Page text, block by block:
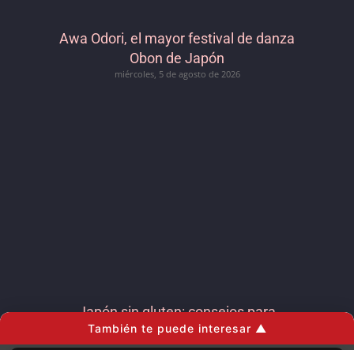
Awa Odori, el mayor festival de danza
Obon de Japón
miércoles, 5 de agosto de 2026
Japón sin gluten: consejos para
celíacos y restaurantes recomendados
miércoles, 5 de agosto de 2026
También te puede interesar ▲